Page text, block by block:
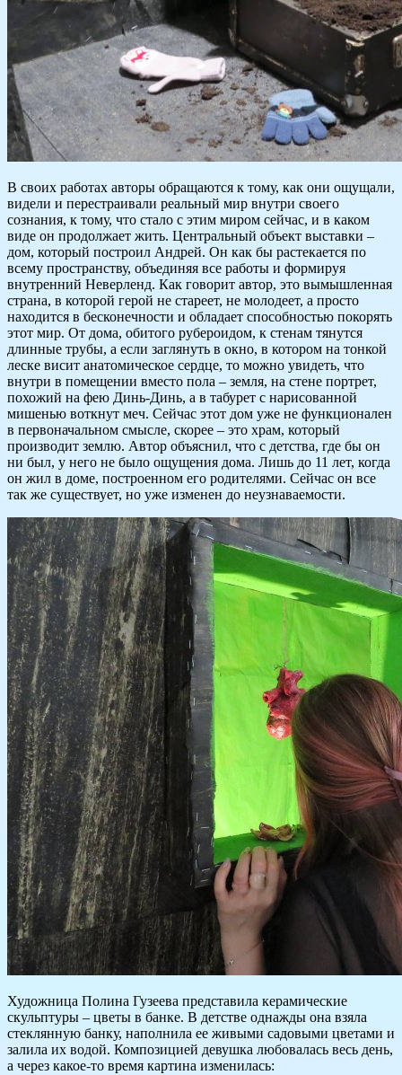
В своих работах авторы обращаются к тому, как они ощущали,
видели и перестраивали реальный мир внутри своего
сознания, к тому, что стало с этим миром сейчас, и в каком
виде он продолжает жить. Центральный объект выставки –
дом, который построил Андрей. Он как бы растекается по
всему пространству, объединяя все работы и формируя
внутренний Неверленд. Как говорит автор, это вымышленная
страна, в которой герой не стареет, не молодеет, а просто
находится в бесконечности и обладает способностью покорять
этот мир. От дома, обитого рубероидом, к стенам тянутся
длинные трубы, а если заглянуть в окно, в котором на тонкой
леске висит анатомическое сердце, то можно увидеть, что
внутри в помещении вместо пола – земля, на стене портрет,
похожий на фею Динь-Динь, а в табурет с нарисованной
мишенью воткнут меч. Сейчас этот дом уже не функционален
в первоначальном смысле, скорее – это храм, который
производит землю. Автор объяснил, что с детства, где бы он
ни был, у него не было ощущения дома. Лишь до 11 лет, когда
он жил в доме, построенном его родителями. Сейчас он все
так же существует, но уже изменен до неузнаваемости.
Художница Полина Гузеева представила керамические
скульптуры – цветы в банке. В детстве однажды она взяла
стеклянную банку, наполнила ее живыми садовыми цветами и
залила их водой. Композицией девушка любовалась весь день,
а через какое-то время картина изменилась: